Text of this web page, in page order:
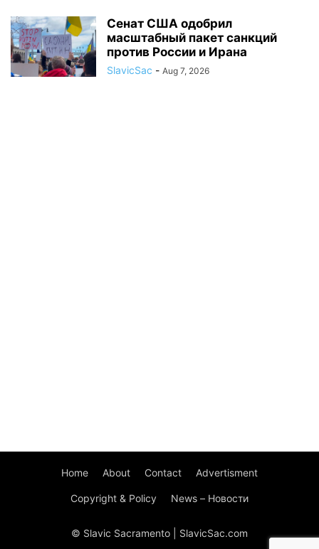
Сенат США одобрил
масштабный пакет санкций
против России и Ирана
SlavicSac - Aug 7, 2026
Home About Contact Advertisment
Copyright & Policy News – Новости
© Slavic Sacramento | SlavicSac.com